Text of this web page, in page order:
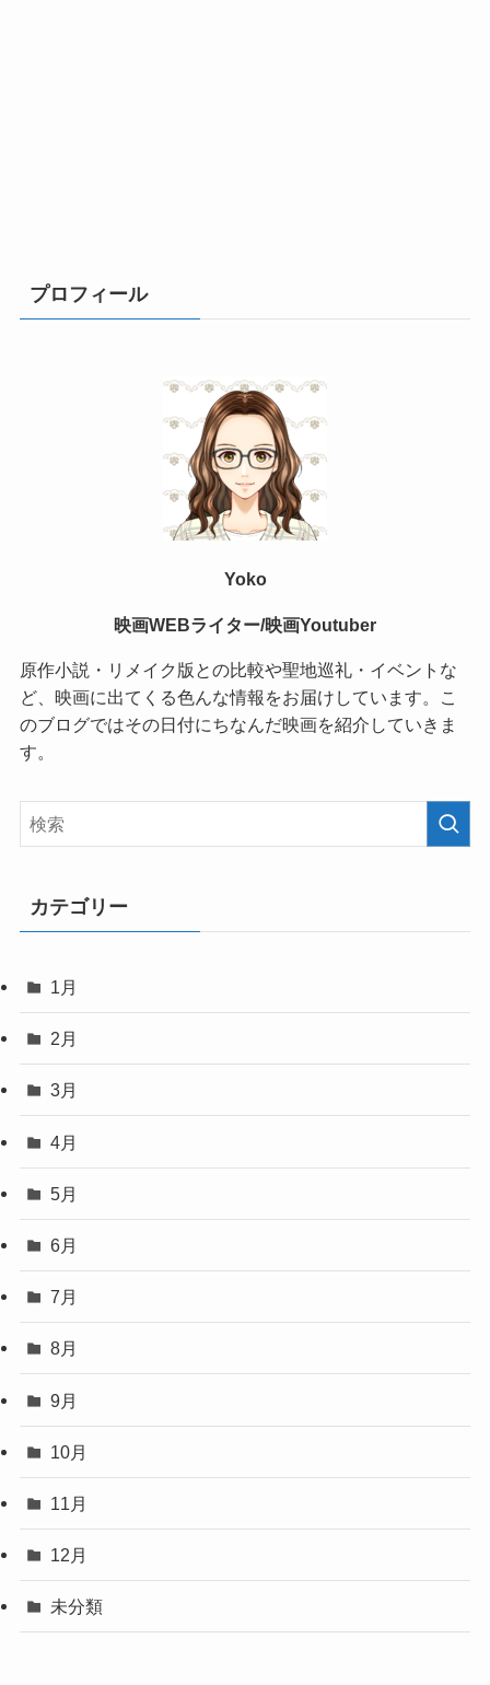
プロフィール
Yoko
映画WEBライター/映画Youtuber
原作小説・リメイク版との比較や聖地巡礼・イベントな
ど、映画に出てくる色んな情報をお届けしています。こ
のブログではその日付にちなんだ映画を紹介していきま
す。
カテゴリー
1月
2月
3月
4月
5月
6月
7月
8月
9月
10月
11月
12月
未分類